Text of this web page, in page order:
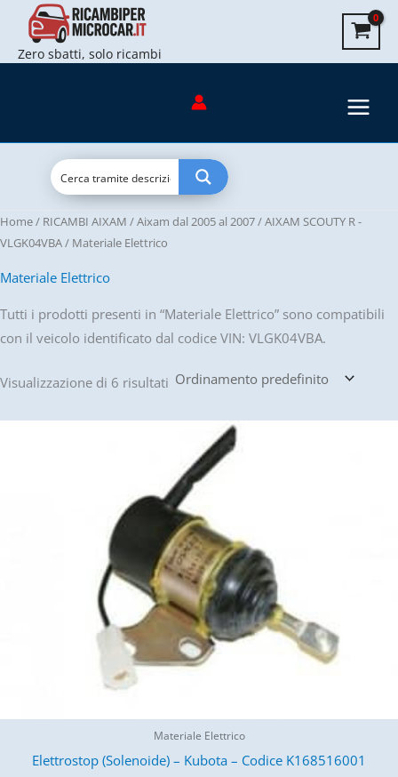
contenuto
Zero sbatti, solo ricambi
Home/ RICAMBI AIXAM /Aixam dal 2005 al 2007/AIXAM SCOUTY R -
VLGK04VBA/ Materiale Elettrico
Materiale Elettrico
Tutti i prodotti presenti in “Materiale Elettrico” sono compatibili
con il veicolo identificato dal codice VIN: VLGK04VBA.
Visualizzazione di 6 risultati
Materiale Elettrico
Elettrostop (Solenoide) – Kubota – Codice K168516001